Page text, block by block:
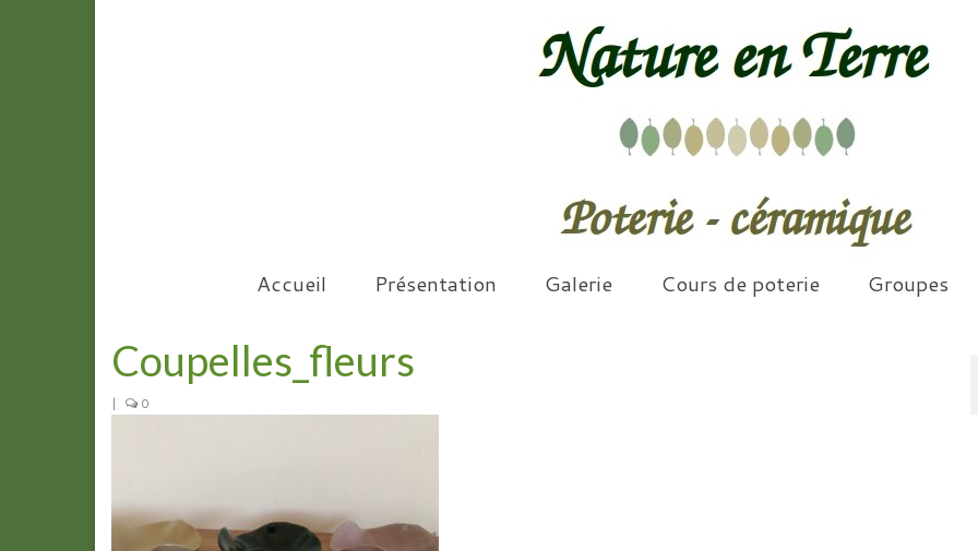
Accueil Présentation Galerie Cours de poterie Groupes
Coupelles_fleurs
| 0